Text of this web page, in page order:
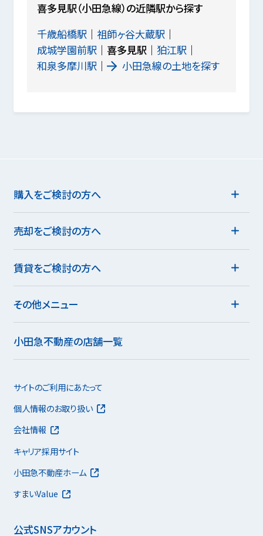
喜多見駅（小田急線）の近隣駅から探す
千歳船橋駅
祖師ヶ谷大蔵駅
成城学園前駅
喜多見駅
狛江駅
和泉多摩川駅
小田急線の土地を探す
購入をご検討の方へ
売却をご検討の方へ
賃貸をご検討の方へ
その他メニュー
小田急不動産の店舗一覧
公式SNSアカウント
サイトのご利用にあたって
個人情報のお取り扱い
会社情報
キャリア採用サイト
小田急不動産ホーム
すまいValue